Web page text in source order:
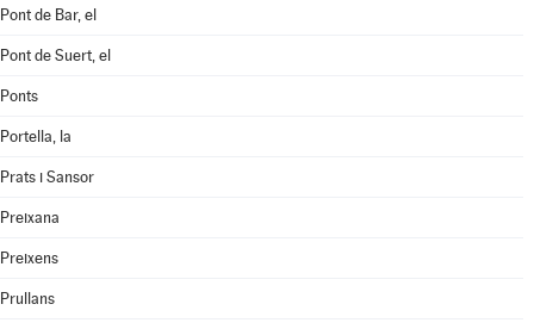
Pont de Bar, el
Pont de Suert, el
Ponts
Portella, la
Prats i Sansor
Preixana
Preixens
Prullans